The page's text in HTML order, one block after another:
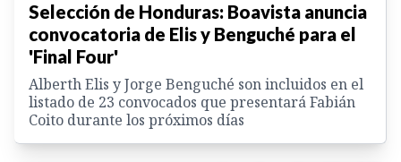
Selección de Honduras: Boavista anuncia
convocatoria de Elis y Benguché para el
'Final Four'
Alberth Elis y Jorge Benguché son incluidos en el
listado de 23 convocados que presentará Fabián
Coito durante los próximos días